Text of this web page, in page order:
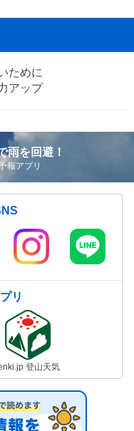
ために
アップ
雨を回避！
報アプリ
リ
登山天気